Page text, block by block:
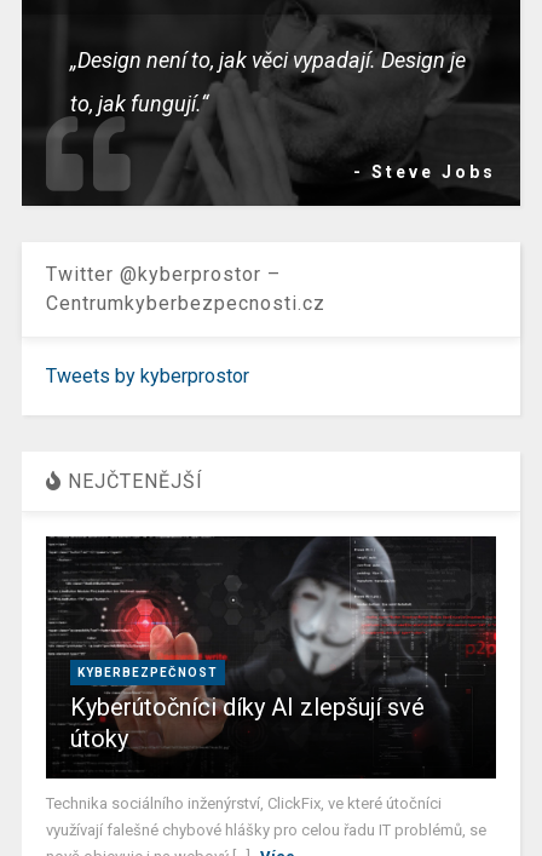
„Design není to, jak věci vypadají. Design je
to, jak fungují.“
- Steve Jobs
Twitter @kyberprostor –
Centrumkyberbezpecnosti.cz
Tweets by kyberprostor
NEJČTENĚJŠÍ
KYBERBEZPEČNOST
Kyberútočníci díky AI zlepšují své
útoky
Technika sociálního inženýrství, ClickFix, ve které útočníci
využívají falešné chybové hlášky pro celou řadu IT problémů, se